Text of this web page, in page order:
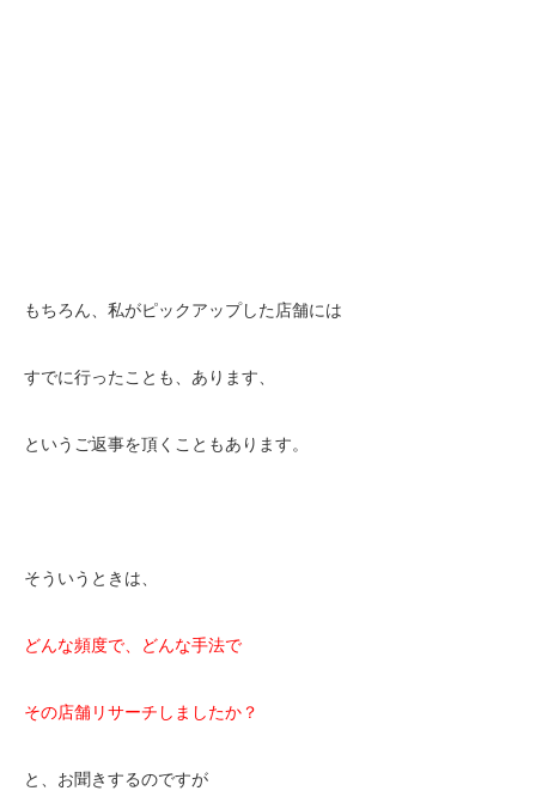
もちろん、私がピックアップした店舗には
すでに行ったことも、あります、
というご返事を頂くこともあります。
そういうときは、
どんな頻度で、どんな手法で
その店舗リサーチしましたか？
と、お聞きするのですが